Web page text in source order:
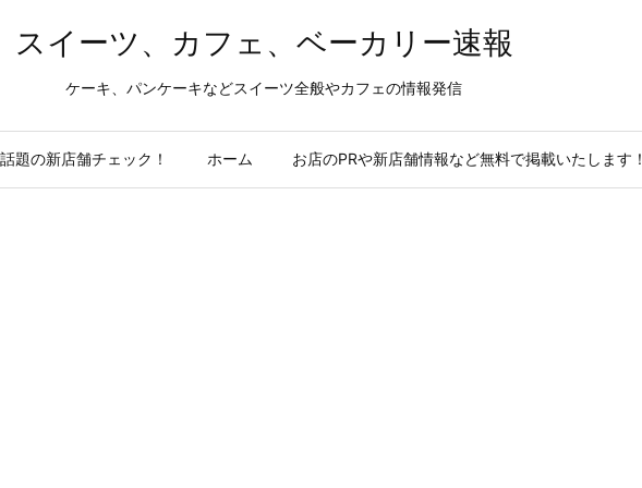
スイーツ、カフェ、ベーカリー速報
ケーキ、パンケーキなどスイーツ全般やカフェの情報発信
題の新店舗チェック！ ホーム お店のPRや新店舗情報など無料で掲載いたします！